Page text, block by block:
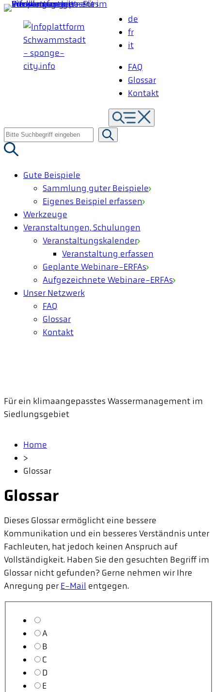
Zum
Inhalt
springen
de
fr
it
FAQ
Glossar
Kontakt
Suche
nach:
Gute Beispiele
Sammlung guter Beispiele
Eigenes Beispiel erfassen
Werkzeuge
Veranstaltungen, Schulungen
Veranstaltungskalender
Veranstaltung erfassen
Geplante Webinare-ERFAs
Aufgezeichnete Webinare-ERFAs
Unser Netzwerk
FAQ
Glossar
Kontakt
Für ein klimaangepasstes Wassermanagement im
Siedlungsgebiet
Home
>
Glossar
Glossar
Dieses Glossar ermöglicht eine bessere
Kommunikation und ein besseres Verständnis unter
Fachleuten, hat jedoch keinen Anspruch auf
Vollständigkeit. Haben Sie den gesuchten Begriff im
Glossar nicht gefunden? Gerne nehmen wir Ihre
Anregung per E-Mail entgegen.
A
B
C
D
E